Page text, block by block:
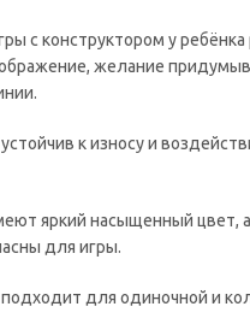
с конструктором у
желание
к износу и
яркий насыщенный цвет,
для игры.
для одиночной и